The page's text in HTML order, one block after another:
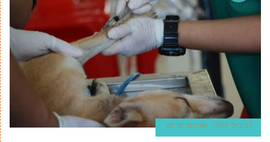
23 ביולי 2019 מערכת 'מדינט'